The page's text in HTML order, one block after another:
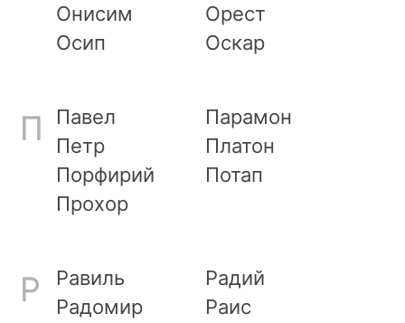
Онисим
Орест
Осип
Оскар
П Павел
Парамон
Петр
Платон
Порфирий
Потап
Прохор
Р Равиль
Радий
Радомир
Раис